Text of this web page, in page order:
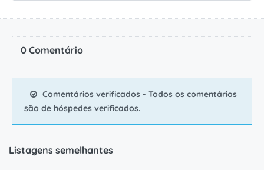
0 Comentário
Comentários verificados - Todos os comentários
são de hóspedes verificados.
Listagens semelhantes